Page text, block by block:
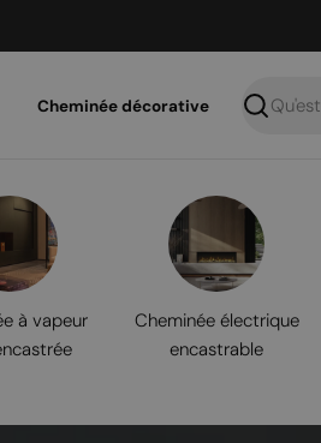
Cheminée décorative
Recherche
à vapeur
Cheminée électrique
encastrable